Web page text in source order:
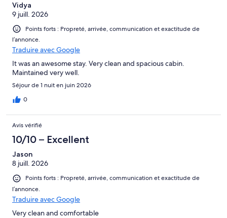
Vidya
9 juill. 2026
Points forts : Propreté, arrivée, communication et exactitude de
l’annonce.
Traduire avec Google
It was an awesome stay. Very clean and spacious cabin.
Maintained very well.
Séjour de 1 nuit en juin 2026
0
Avis vérifié
10/10 – Excellent
Jason
8 juill. 2026
Points forts : Propreté, arrivée, communication et exactitude de
l’annonce.
Traduire avec Google
Very clean and comfortable